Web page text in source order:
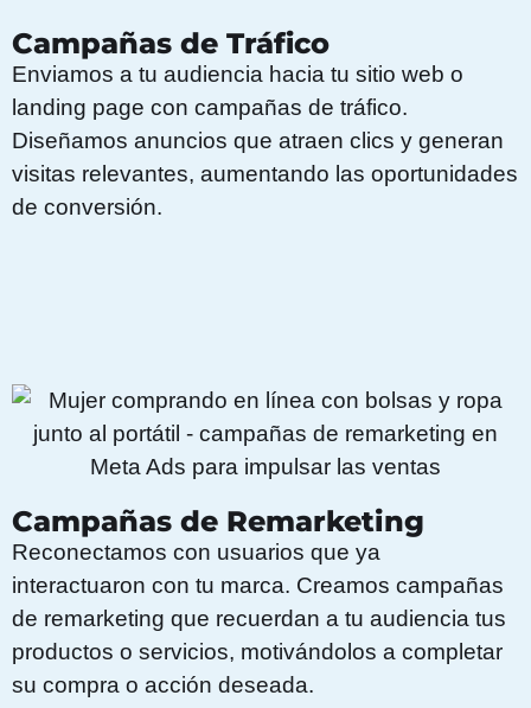
Campañas de Tráfico
Enviamos a tu audiencia hacia tu sitio web o
landing page con campañas de tráfico.
Diseñamos anuncios que atraen clics y generan
visitas relevantes, aumentando las oportunidades
de conversión.
Campañas de Remarketing
Reconectamos con usuarios que ya
interactuaron con tu marca. Creamos campañas
de remarketing que recuerdan a tu audiencia tus
productos o servicios, motivándolos a completar
su compra o acción deseada.